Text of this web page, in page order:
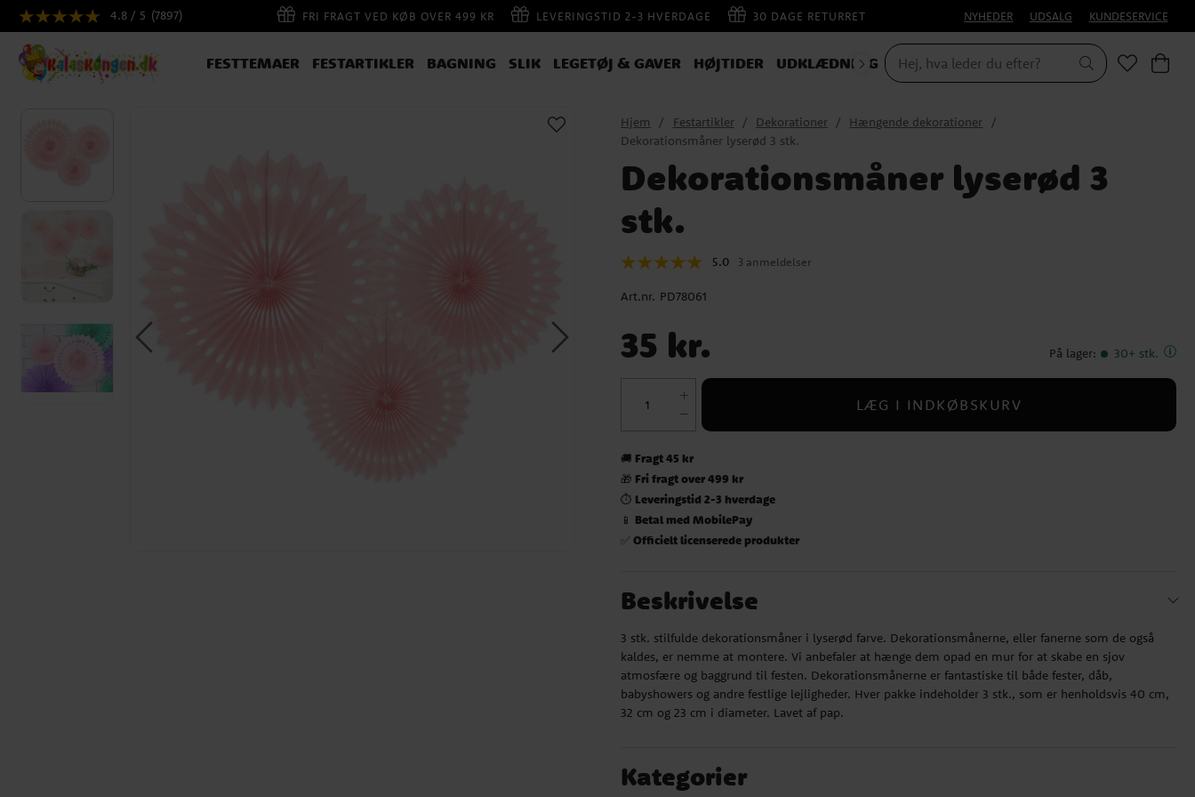
4.8 / 5 (7897) FRI FRAGT VED KØB OVER 499 KR LEVERINGSTID 2-3 HVERDAGE 30 DAGE RETURRET NYHEDER UDSALG KUNDESERVICE
FESTTEMAER FESTARTIKLER BAGNING SLIK LEGETØJ & GAVER HØJTIDER UDKLÆDNING HALLOWEEN
Hjem Festartikler Dekorationer
Hængende dekorationer
Dekorationsmåner lyserød 3 stk.
Dekorationsmåner lyserød 3
stk.
5.0 3 anmeldelser
Art.nr. PD78061
35 kr. På lager: 30+ stk.
LÆG I INDKØBSKURV
🚚 Fragt 45 kr
🎁 Fri fragt over 499 kr
⏱️ Leveringstid 2-3 hverdage
📱 Betal med MobilePay
✅Officielt licenserede produkter
Beskrivelse
3 stk. stilfulde dekorationsmåner i lyserød farve. Dekorationsmånerne, eller fanerne som de også
kaldes, er nemme at montere. Vi anbefaler at hænge dem opad en mur for at skabe en sjov
atmosfære og baggrund til festen. Dekorationsmånerne er fantastiske til både fester, dåb,
babyshowers og andre festlige lejligheder. Hver pakke indeholder 3 stk., som er henholdsvis 40 cm,
32 cm og 23 cm i diameter. Lavet af pap.
Kategorier